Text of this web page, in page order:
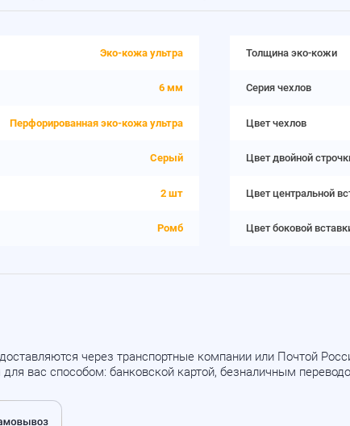
Эко-кожа ультра Толщина эко-кожи
6 мм Серия чехлов
Перфорированная эко-кожа ультра Цвет чехлов
Серый Цвет двойной
2 шт Цвет центральной
Ромб Цвет боковой
через транспортные компании или Почтой
вас способом: банковской картой, безналичным